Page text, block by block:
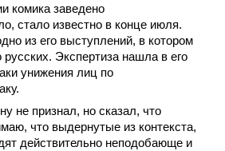
комика заведено
стало известно в конце июля.
из его выступлений, в котором
Экспертиза нашла в его
унижения лиц по
не признал, но сказал, что
что выдернутые из контекста,
действительно неподобающе и